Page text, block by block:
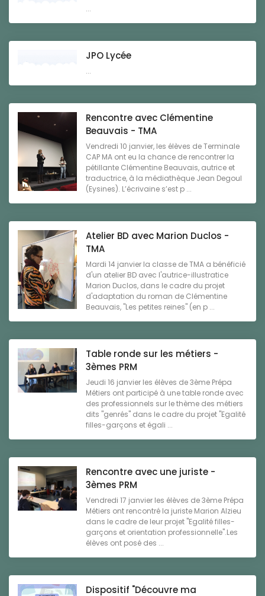
...
JPO Lycée
...
Rencontre avec Clémentine
Beauvais - TMA
Vendredi 10 janvier, les élèves de Terminale
CAP MA ont eu la chance de rencontrer la
pétillante Clémentine Beauvais, autrice et
traductrice, à la médiathèque Jean Degoul
(Eysines). L’écrivaine s’est p ...
Atelier BD avec Marion Duclos -
TMA
Mardi 14 janvier la classe de TMA a bénéficié
d'un atelier BD avec l'autrice-illustratice
Marion Duclos, dans le cadre du projet
d'adaptation du roman de Clémentine
Beauvais, "Les petites reines" (en p ...
Table ronde sur les métiers -
3èmes PRM
Jeudi 16 janvier les élèves de 3ème Prépa
Métiers ont participé à une table ronde avec
des professionnels sur le thème des métiers
dits "genrés" dans le cadre du projet "Egalité
filles-garçons et égali ...
Rencontre avec une juriste -
3èmes PRM
Vendredi 17 janvier les élèves de 3ème Prépa
Métiers ont rencontré la juriste Marion Alzieu
dans le cadre de leur projet "Egalité filles-
garçons et orientation professionnelle".Les
élèves ont posé des ...
Dispositif "Découvre ma